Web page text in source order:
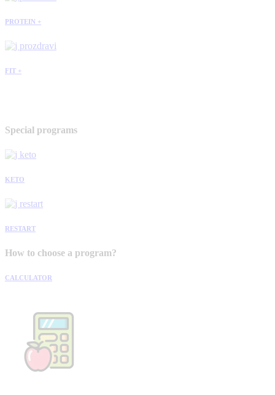
PROTEIN +
FIT +
Special programs
KETO
RESTART
How to choose a program?
CALCULATOR